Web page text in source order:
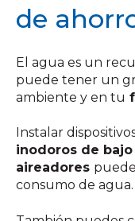
de
El agua es un
puede tener un
ambiente y en tu
Instalar
inodoros de
aireadores
consumo de agua.